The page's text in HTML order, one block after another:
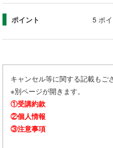
ポイント 5 ポ
キャンセル等に関する記載もご
※別ページが開きます。
①受講約款
②個人情報
③注意事項